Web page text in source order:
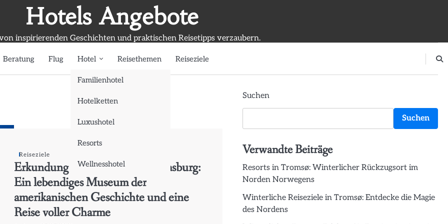
Hotels Angebote
inspirierenden Geschichten und praktischen Reisetipps verzaubern.
Beratung Flug Hotel
Familienhotel
Hotelketten
Luxushotel
Resorts
Wellnesshotel
Reisethemen Reiseziele
Reiseziele
Erkundung von Colonial Williamsburg:
Ein lebendiges Museum der
amerikanischen Geschichte und eine
Reise voller Charme
Suchen
Suchen
Verwandte Beiträge
Resorts in Tromsø: Winterlicher Rückzugsort im
Norden Norwegens
Winterliche Reiseziele in Tromsø: Entdecke die Magie
des Nordens